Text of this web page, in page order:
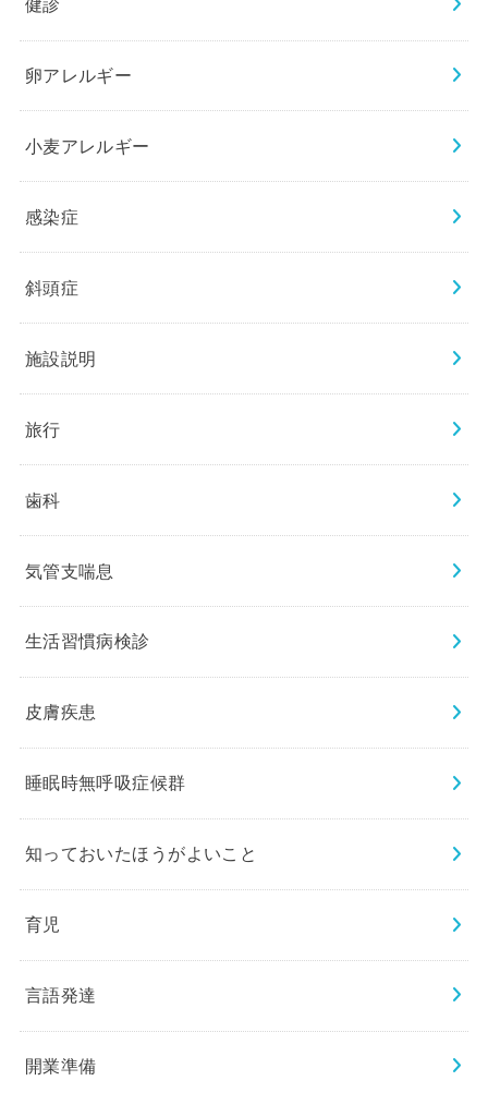
健診
卵アレルギー
小麦アレルギー
感染症
斜頭症
施設説明
旅行
歯科
気管支喘息
生活習慣病検診
皮膚疾患
睡眠時無呼吸症候群
知っておいたほうがよいこと
育児
言語発達
開業準備